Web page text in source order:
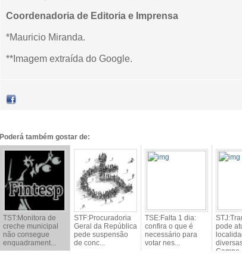
Coordenadoria de Editoria e Imprensa
*Mauricio Miranda.
**Imagem extraída do Google.
Poderá também gostar de:
TST:Monitora de
creche municipal
não consegue
enquadrament...
STF:Procuradoria
Geral da República
pede suspensão
de conc...
TSE:Falta 1 dia:
confira o que é
necessário para
votar nes...
pode
Campo...